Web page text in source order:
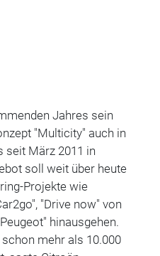
Jahres sein
"Multicity" auch in
seit März 2011 in
soll weit über heute
Projekte wie
"Drive now" von
hinausgehen.
mehr als 10.000